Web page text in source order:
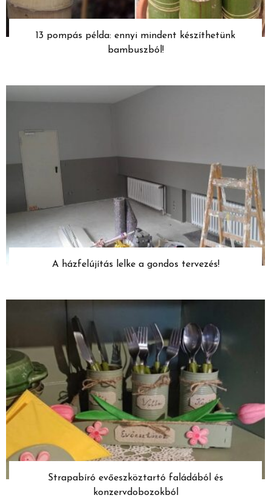
13 pompás példa: ennyi mindent készíthetünk
bambuszból!
A házfelújítás lelke a gondos tervezés!
Strapabíró evőeszköztartó faládából és
konzervdobozokból